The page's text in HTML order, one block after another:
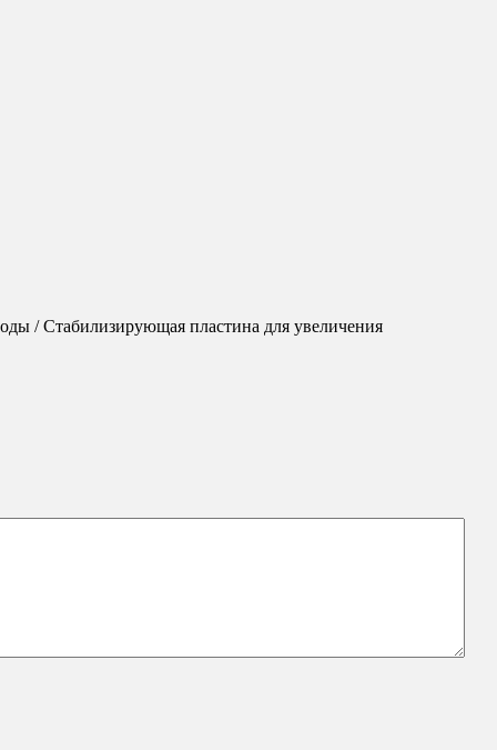
/ Стабилизирующая пластина для увеличения